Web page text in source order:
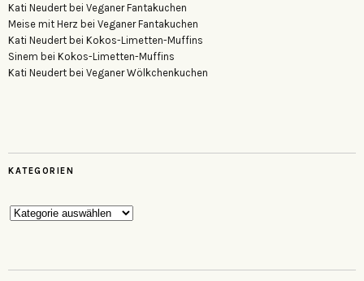
Kati Neudert bei Veganer Fantakuchen
Meise mit Herz bei Veganer Fantakuchen
Kati Neudert bei Kokos-Limetten-Muffins
Sinem bei Kokos-Limetten-Muffins
Kati Neudert bei Veganer Wölkchenkuchen
KATEGORIEN
Kategorien